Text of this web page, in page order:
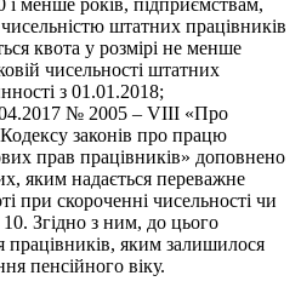
штатних працівників
квота у розмірі не менше
чисельності штатних
з 01.01.2018;
№ 2005 – VIII «Про
законів про працю
прав працівників» доповнено
яким надається переважне
при скороченні чисельності чи
Згідно з ним, до цього
працівників, яким залишилося
пенсійного віку.